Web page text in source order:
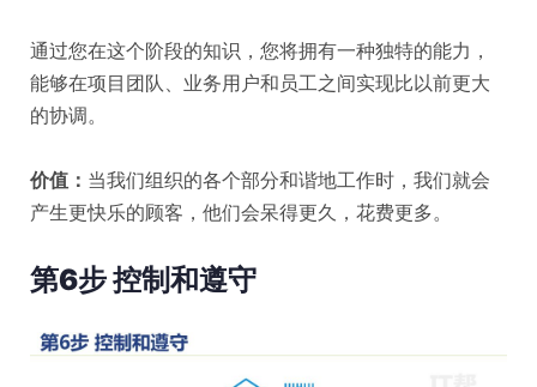
通过您在这个阶段的知识，您将拥有一种独特的能力，
能够在项目团队、业务用户和员工之间实现比以前更大
的协调。
价值： 当我们组织的各个部分和谐地工作时，我们就会
产生更快乐的顾客，他们会呆得更久，花费更多。
第6步 控制和遵守